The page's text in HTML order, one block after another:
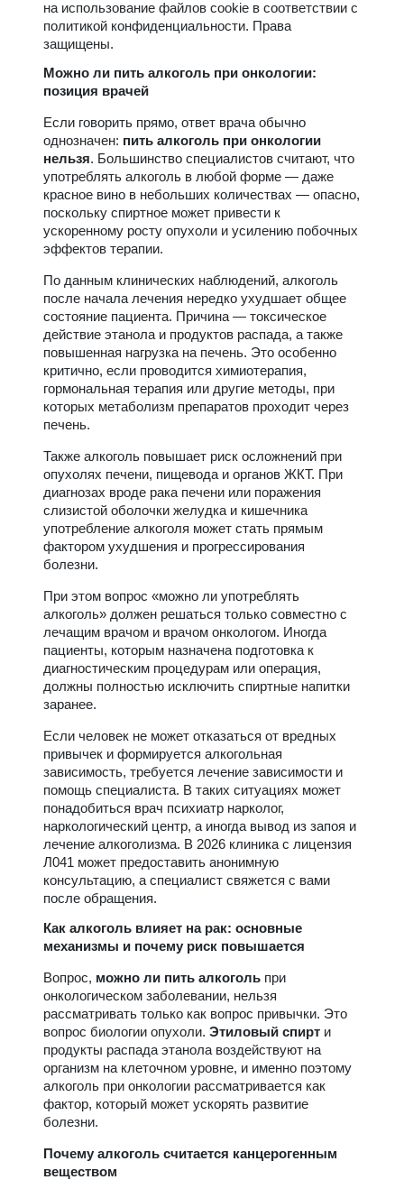
на использование файлов cookie в соответствии с
политикой конфиденциальности. Права
защищены.
Можно ли пить алкоголь при онкологии:
позиция врачей
Если говорить прямо, ответ врача обычно
однозначен: пить алкоголь при онкологии
нельзя. Большинство специалистов считают, что
употреблять алкоголь в любой форме — даже
красное вино в небольших количествах — опасно,
поскольку спиртное может привести к
ускоренному росту опухоли и усилению побочных
эффектов терапии.
По данным клинических наблюдений, алкоголь
после начала лечения нередко ухудшает общее
состояние пациента. Причина — токсическое
действие этанола и продуктов распада, а также
повышенная нагрузка на печень. Это особенно
критично, если проводится химиотерапия,
гормональная терапия или другие методы, при
которых метаболизм препаратов проходит через
печень.
Также алкоголь повышает риск осложнений при
опухолях печени, пищевода и органов ЖКТ. При
диагнозах вроде рака печени или поражения
слизистой оболочки желудка и кишечника
употребление алкоголя может стать прямым
фактором ухудшения и прогрессирования
болезни.
При этом вопрос «можно ли употреблять
алкоголь» должен решаться только совместно с
лечащим врачом и врачом онкологом. Иногда
пациенты, которым назначена подготовка к
диагностическим процедурам или операция,
должны полностью исключить спиртные напитки
заранее.
Если человек не может отказаться от вредных
привычек и формируется алкогольная
зависимость, требуется лечение зависимости и
помощь специалиста. В таких ситуациях может
понадобиться врач психиатр нарколог,
наркологический центр, а иногда вывод из запоя и
лечение алкоголизма. В 2026 клиника с лицензия
Л041 может предоставить анонимную
консультацию, а специалист свяжется с вами
после обращения.
Как алкоголь влияет на рак: основные
механизмы и почему риск повышается
Вопрос, можно ли пить алкоголь при
онкологическом заболевании, нельзя
рассматривать только как вопрос привычки. Это
вопрос биологии опухоли. Этиловый спирт и
продукты распада этанола воздействуют на
организм на клеточном уровне, и именно поэтому
алкоголь при онкологии рассматривается как
фактор, который может ускорять развитие
болезни.
Почему алкоголь считается канцерогенным
веществом